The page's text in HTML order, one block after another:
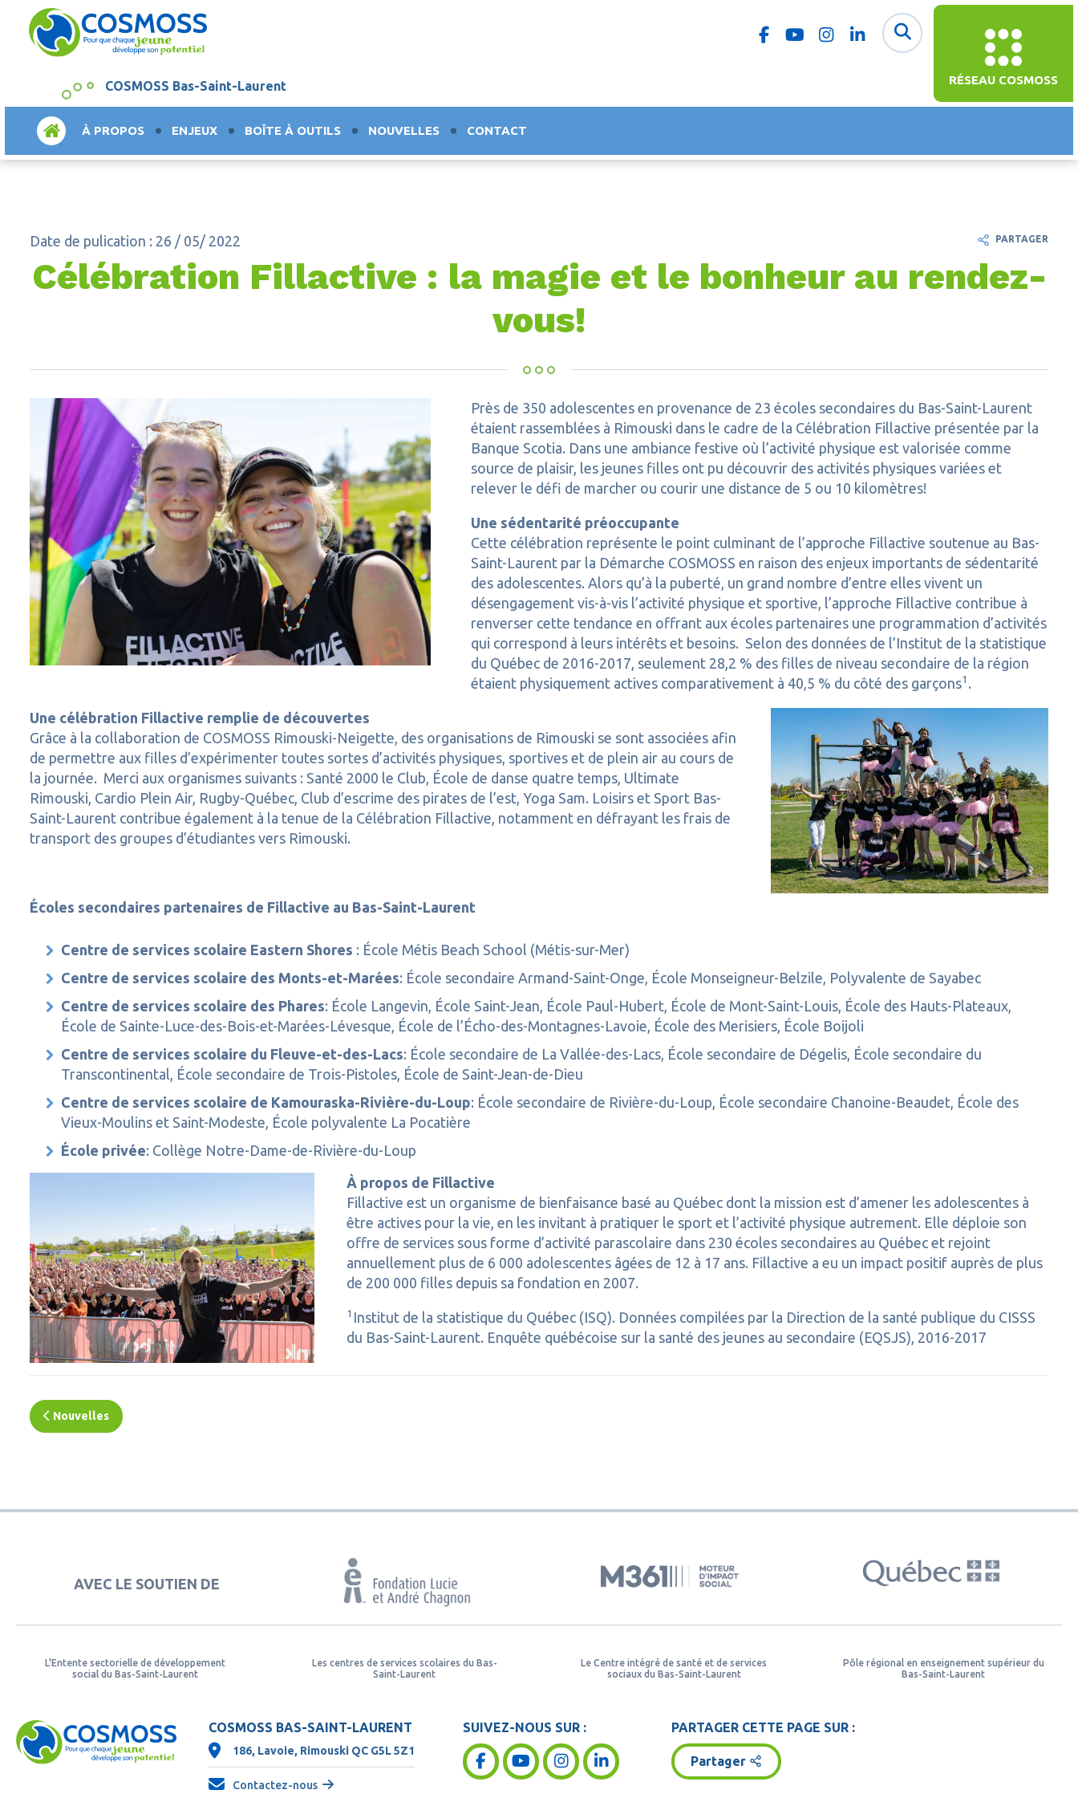
RÉSEAU COSMOSS
COSMOSS Bas-Saint-Laurent
ACCUEILÀ PROPOS ENJEUX BOÎTE À OUTILS NOUVELLES CONTACT
Date de pulication : 26 / 05/ 2022
Célébration Fillactive : la magie et le bonheur au rendez-
vous!
Près de 350 adolescentes en provenance de 23 écoles secondaires du Bas-Saint-Laurent
étaient rassemblées à Rimouski dans le cadre de la Célébration Fillactive présentée par la
Banque Scotia. Dans une ambiance festive où l’activité physique est valorisée comme
source de plaisir, les jeunes filles ont pu découvrir des activités physiques variées et
relever le défi de marcher ou courir une distance de 5 ou 10 kilomètres!
Une sédentarité préoccupante
Cette célébration représente le point culminant de l’approche Fillactive soutenue au Bas-
Saint-Laurent par la Démarche COSMOSS en raison des enjeux importants de sédentarité
des adolescentes. Alors qu’à la puberté, un grand nombre d’entre elles vivent un
désengagement vis-à-vis l’activité physique et sportive, l’approche Fillactive contribue à
renverser cette tendance en offrant aux écoles partenaires une programmation d’activités
qui correspond à leurs intérêts et besoins. Selon des données de l’Institut de la statistique
du Québec de 2016-2017, seulement 28,2 % des filles de niveau secondaire de la région
étaient physiquement actives comparativement à 40,5 % du côté des garçons1 .
Une célébration Fillactive remplie de découvertes
Grâce à la collaboration de COSMOSS Rimouski-Neigette, des organisations de Rimouski se sont associées afin
de permettre aux filles d’expérimenter toutes sortes d’activités physiques, sportives et de plein air au cours de
la journée. Merci aux organismes suivants : Santé 2000 le Club, École de danse quatre temps, Ultimate
Rimouski, Cardio Plein Air, Rugby-Québec, Club d’escrime des pirates de l’est, Yoga Sam. Loisirs et Sport Bas-
Saint-Laurent contribue également à la tenue de la Célébration Fillactive, notamment en défrayant les frais de
transport des groupes d’étudiantes vers Rimouski.
Écoles secondaires partenaires de Fillactive au Bas-Saint-Laurent
Centre de services scolaire Eastern Shores : École Métis Beach School (Métis-sur-Mer)
Centre de services scolaire des Monts-et-Marées: École secondaire Armand-Saint-Onge, École Monseigneur-Belzile, Polyvalente de Sayabec
Centre de services scolaire des Phares: École Langevin, École Saint-Jean, École Paul-Hubert, École de Mont-Saint-Louis, École des Hauts-Plateaux,
École de Sainte-Luce-des-Bois-et-Marées-Lévesque, École de l’Écho-des-Montagnes-Lavoie, École des Merisiers, École Boijoli
Centre de services scolaire du Fleuve-et-des-Lacs: École secondaire de La Vallée-des-Lacs, École secondaire de Dégelis, École secondaire du
Transcontinental, École secondaire de Trois-Pistoles, École de Saint-Jean-de-Dieu
Centre de services scolaire de Kamouraska-Rivière-du-Loup: École secondaire de Rivière-du-Loup, École secondaire Chanoine-Beaudet, École des
Vieux-Moulins et Saint-Modeste, École polyvalente La Pocatière
École privée: Collège Notre-Dame-de-Rivière-du-Loup
À propos de Fillactive
Fillactive est un organisme de bienfaisance basé au Québec dont la mission est d’amener les adolescentes à
être actives pour la vie, en les invitant à pratiquer le sport et l’activité physique autrement. Elle déploie son
offre de services sous forme d’activité parascolaire dans 230 écoles secondaires au Québec et rejoint
annuellement plus de 6 000 adolescentes âgées de 12 à 17 ans. Fillactive a eu un impact positif auprès de plus
de 200 000 filles depuis sa fondation en 2007.
1 Institut de la statistique du Québec (ISQ). Données compilées par la Direction de la santé publique du CISSS
du Bas-Saint-Laurent. Enquête québécoise sur la santé des jeunes au secondaire (EQSJS), 2016-2017
Nouvelles
PARTAGER
AVEC LE SOUTIEN DE
L'Entente sectorielle de développement
social du Bas-Saint-Laurent
Les centres de services scolaires du Bas-
Saint-Laurent
Le Centre intégré de santé et de services
sociaux du Bas-Saint-Laurent
Pôle régional en enseignement supérieur du
Bas-Saint-Laurent
COSMOSS BAS-SAINT-LAURENT
186, Lavoie, Rimouski QC G5L 5Z1
Contactez-nous
SUIVEZ-NOUS SUR : PARTAGER CETTE PAGE SUR :
Partager